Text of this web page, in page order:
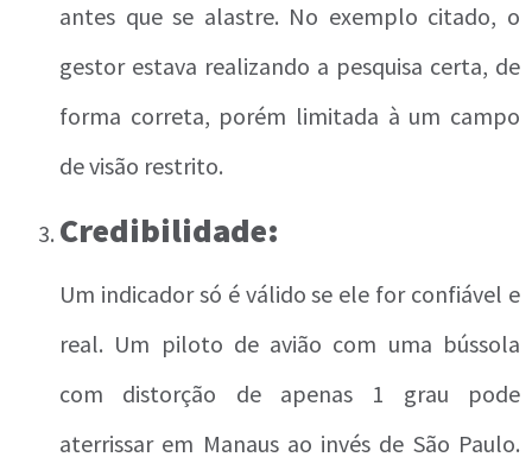
antes que se alastre. No exemplo citado, o
gestor estava realizando a pesquisa certa, de
forma correta, porém limitada à um campo
de visão restrito.
Credibilidade:
Um indicador só é válido se ele for confiável e
real. Um piloto de avião com uma bússola
com distorção de apenas 1 grau pode
aterrissar em Manaus ao invés de São Paulo.